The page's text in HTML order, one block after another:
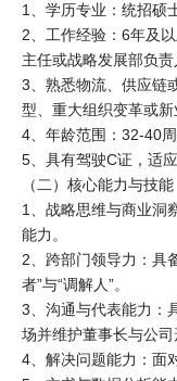
1、学历专业：统招硕
2、工作经验：6年及
主任或战略发展部负责
3、熟悉物流、供应链
型、重大组织变革或新
4、年龄范围：32-40
5、具有驾驶C证，适
（二）核心能力与技能
1、战略思维与商业洞
能力。
2、跨部门领导力：具
者”与“调解人”。
3、沟通与代表能力：
场并维护董事长与公司
4、解决问题能力：面